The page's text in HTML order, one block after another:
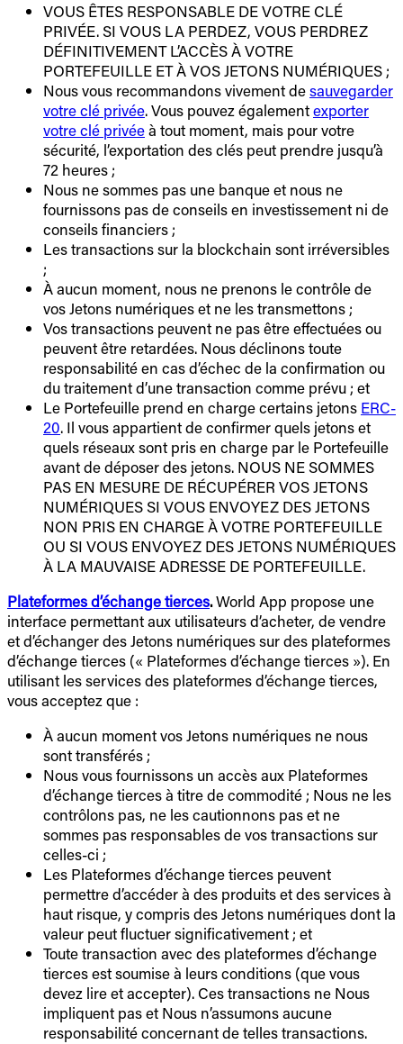
VOUS ÊTES RESPONSABLE DE VOTRE CLÉ
PRIVÉE. SI VOUS LA PERDEZ, VOUS PERDREZ
DÉFINITIVEMENT L’ACCÈS À VOTRE
PORTEFEUILLE ET À VOS JETONS NUMÉRIQUES ;
Nous vous recommandons vivement desauvegarder
votre clé privée. Vous pouvez égalementexporter
votre clé privéeà tout moment, mais pour votre
sécurité, l’exportation des clés peut prendre jusqu’à
72 heures ;
Nous ne sommes pas une banque et nous ne
fournissons pas de conseils en investissement ni de
conseils financiers ;
Les transactions sur la blockchain sont irréversibles
;
À aucun moment, nous ne prenons le contrôle de
vos Jetons numériques et ne les transmettons ;
Vos transactions peuvent ne pas être effectuées ou
peuvent être retardées. Nous déclinons toute
responsabilité en cas d’échec de la confirmation ou
du traitement d’une transaction comme prévu ; et
Le Portefeuille prend en charge certains jetons ERC-
20. Il vous appartient de confirmer quels jetons et
quels réseaux sont pris en charge par le Portefeuille
avant de déposer des jetons. NOUS NE SOMMES
PAS EN MESURE DE RÉCUPÉRER VOS JETONS
NUMÉRIQUES SI VOUS ENVOYEZ DES JETONS
NON PRIS EN CHARGE À VOTRE PORTEFEUILLE
OU SI VOUS ENVOYEZ DES JETONS NUMÉRIQUES
À LA MAUVAISE ADRESSE DE PORTEFEUILLE.
Plateformes d’échange tierces.World App propose une
interface permettant aux utilisateurs d’acheter, de vendre
et d’échanger des Jetons numériques sur des plateformes
d’échange tierces (« Plateformes d’échange tierces »). En
utilisant les services des plateformes d’échange tierces,
vous acceptez que :
À aucun moment vos Jetons numériques ne nous
sont transférés ;
Nous vous fournissons un accès aux Plateformes
d’échange tierces à titre de commodité ; Nous ne les
contrôlons pas, ne les cautionnons pas et ne
sommes pas responsables de vos transactions sur
celles-ci ;
Les Plateformes d’échange tierces peuvent
permettre d’accéder à des produits et des services à
haut risque, y compris des Jetons numériques dont la
valeur peut fluctuer significativement ; et
Toute transaction avec des plateformes d’échange
tierces est soumise à leurs conditions (que vous
devez lire et accepter). Ces transactions ne Nous
impliquent pas et Nous n’assumons aucune
responsabilité concernant de telles transactions.